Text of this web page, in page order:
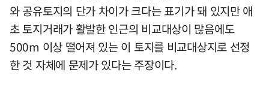
와 공유토지의 단가 차이가 크다는 표기가 돼 있지만 애
초 토지거래가 활발한 인근의 비교대상이 많음에도
500m 이상 떨어져 있는 이 토지를 비교대상지로 선정
한 것 자체에 문제가 있다는 주장이다.